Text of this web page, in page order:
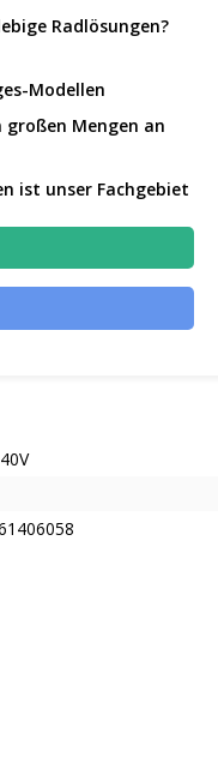
Radlösungen?
Modellen
Mengen an
ist unser Fachgebiet